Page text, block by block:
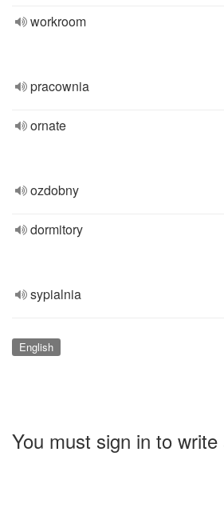
workroom
pracownia
ornate
ozdobny
dormitory
sypialnia
English
You must sign in to